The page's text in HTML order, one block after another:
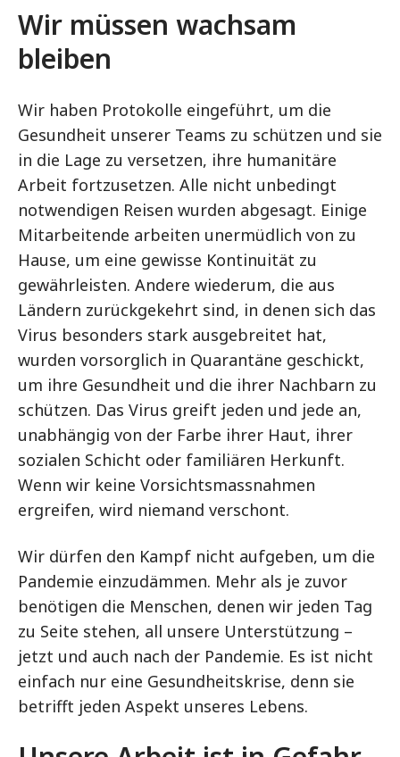
Wir müssen wachsam
bleiben
Wir haben Protokolle eingeführt, um die
Gesundheit unserer Teams zu schützen und sie
in die Lage zu versetzen, ihre humanitäre
Arbeit fortzusetzen. Alle nicht unbedingt
notwendigen Reisen wurden abgesagt. Einige
Mitarbeitende arbeiten unermüdlich von zu
Hause, um eine gewisse Kontinuität zu
gewährleisten. Andere wiederum, die aus
Ländern zurückgekehrt sind, in denen sich das
Virus besonders stark ausgebreitet hat,
wurden vorsorglich in Quarantäne geschickt,
um ihre Gesundheit und die ihrer Nachbarn zu
schützen. Das Virus greift jeden und jede an,
unabhängig von der Farbe ihrer Haut, ihrer
sozialen Schicht oder familiären Herkunft.
Wenn wir keine Vorsichtsmassnahmen
ergreifen, wird niemand verschont.
Wir dürfen den Kampf nicht aufgeben, um die
Pandemie einzudämmen. Mehr als je zuvor
benötigen die Menschen, denen wir jeden Tag
zu Seite stehen, all unsere Unterstützung –
jetzt und auch nach der Pandemie. Es ist nicht
einfach nur eine Gesundheitskrise, denn sie
betrifft jeden Aspekt unseres Lebens.